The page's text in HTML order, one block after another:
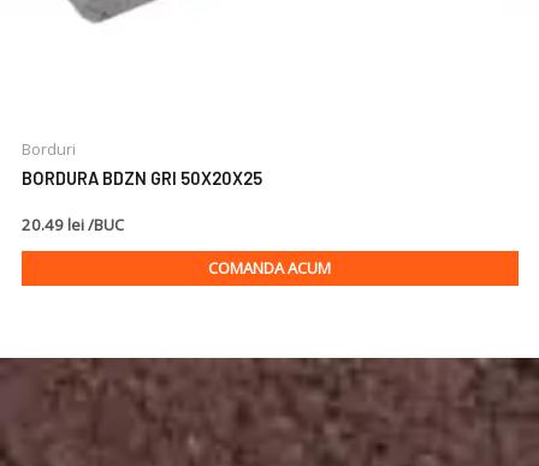
Borduri
BORDURA BDZN GRI 50X20X25
20.49 lei /BUC
COMANDA ACUM